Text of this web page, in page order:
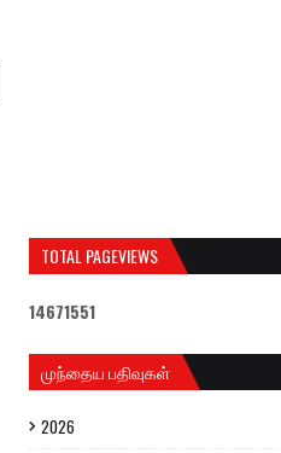
TOTAL PAGEVIEWS
14671551
முந்தைய பதிவுகள்
2026